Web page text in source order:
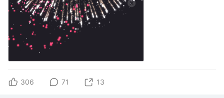
306 71 13